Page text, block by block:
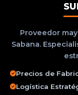
Proveedor
Sabana.
Precios de
Logística